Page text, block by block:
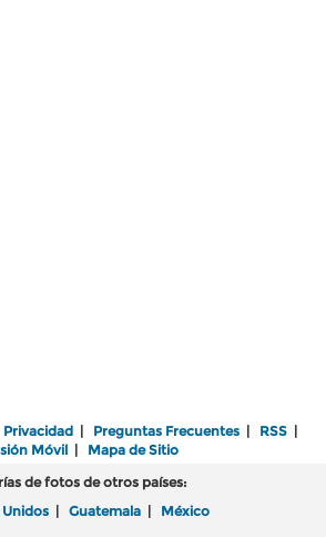
Privacidad | Preguntas Frecuentes | RSS |
Móvil| Mapa de Sitio
de fotos de otros países:
Unidos | Guatemala | México